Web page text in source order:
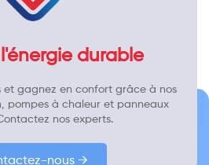
l'énergie durable
et gagnez en confort grâce à nos
pompes à chaleur et panneaux
nos experts.
nous →